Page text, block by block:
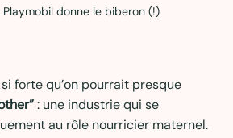
Playmobil donne le biberon (!)
forte qu’on pourrait presque
: une industrie qui se
au rôle nourricier maternel.